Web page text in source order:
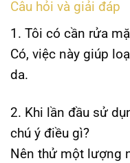
Câu hỏi và giải đáp
1. Tôi có cần rửa
Có, việc này giúp
da.
2. Khi lần đầu sử
chú ý điều gì?
Nên thử một lượng